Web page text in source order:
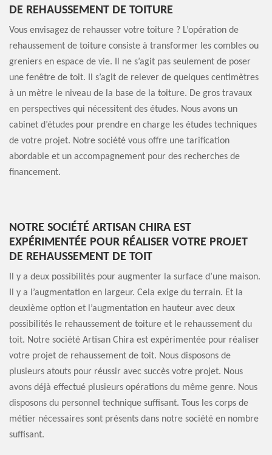
DE REHAUSSEMENT DE TOITURE
Vous envisagez de rehausser votre toiture ? L’opération de
rehaussement de toiture consiste à transformer les combles ou
greniers en espace de vie. Il ne s’agit pas seulement de poser
une fenêtre de toit. Il s’agit de relever de quelques centimètres
à un mètre le niveau de la base de la toiture. De gros travaux
en perspectives qui nécessitent des études. Nous avons un
cabinet d’études pour prendre en charge les études techniques
de votre projet. Notre société vous offre une tarification
abordable et un accompagnement pour des recherches de
financement.
NOTRE SOCIÉTÉ ARTISAN CHIRA EST
EXPÉRIMENTÉE POUR RÉALISER VOTRE PROJET
DE REHAUSSEMENT DE TOIT
Il y a deux possibilités pour augmenter la surface d’une maison.
Il y a l’augmentation en largeur. Cela exige du terrain. Et la
deuxième option et l’augmentation en hauteur avec deux
possibilités le rehaussement de toiture et le rehaussement du
toit. Notre société Artisan Chira est expérimentée pour réaliser
votre projet de rehaussement de toit. Nous disposons de
plusieurs atouts pour réussir avec succès votre projet. Nous
avons déjà effectué plusieurs opérations du même genre. Nous
disposons du personnel technique suffisant. Tous les corps de
métier nécessaires sont présents dans notre société en nombre
suffisant.